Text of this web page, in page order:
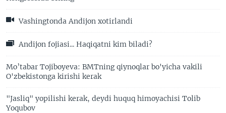
Vashingtonda Andijon xotirlandi
Andijon fojiasi... Haqiqatni kim biladi?
Mo’tabar Tojiboyeva: BMTning qiynoqlar bo'yicha vakili
O'zbekistonga kirishi kerak
"Jasliq" yopilishi kerak, deydi huquq himoyachisi Tolib
Yoqubov